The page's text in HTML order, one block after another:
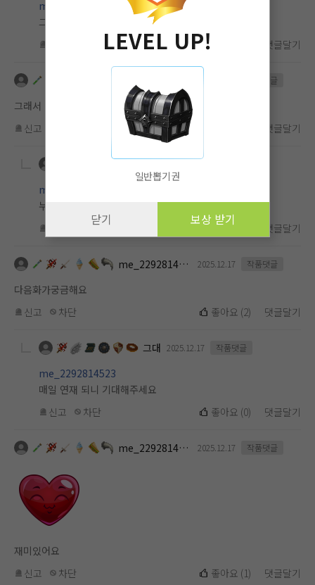
me_2293688922
그럴까요?궁금하시면 결말까지 봐주세욥
댓글달기
2025.12.20 작품댓글
그래서 범인이 누구에요?
신고
댓글달기
me_2292814523
누굴까요오?
차단 좋아요 댓글달기
me_2292814523 2025.12.17 작품댓글
다음화가궁금해요
신고
차단 좋아요 (2) 댓글달기
그대 2025.12.17 작품댓글
me_2292814523
매일 연재 되니 기대해주세요
신고
차단 좋아요 (0) 댓글달기
me_2292814523 2025.12.17 작품댓글
재미있어요
신고
차단 좋아요 (1) 댓글달기
LEVEL UP!
일반뽑기권
닫기 보상 받기